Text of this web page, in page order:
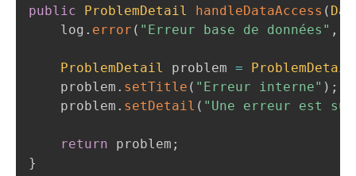
public
ProblemDetail handleDataAccess (
    log
. error ( "Erreur base de données" ,
ProblemDetail problem = ProblemDetail
    problem
. setTitle ( "Erreur interne" ) ;
    problem
. setDetail ( "Une erreur est
return problem ;
}